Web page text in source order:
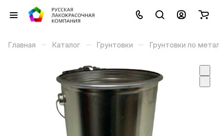
Главная – Каталог – Грунтовки – Грунтовки по